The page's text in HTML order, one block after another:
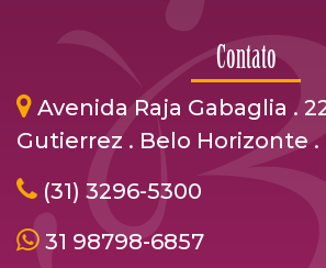
Contato
Avenida Raja Gabaglia .
Gutierrez . Belo Horizonte .
(31) 3296-5300
31 98798-6857